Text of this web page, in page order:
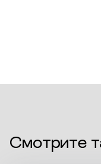
Смотрите